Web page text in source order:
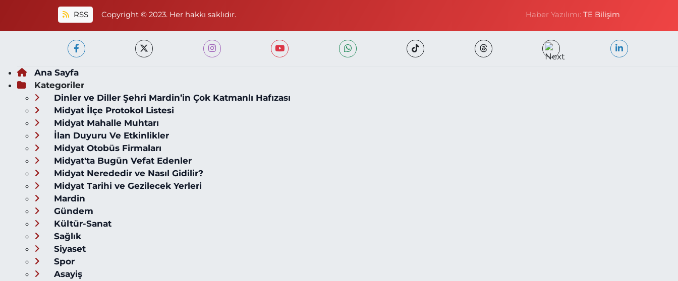
RSS Copyright © 2023. Her hakkı saklıdır. Haber Yazılımı:TE Bilişim
Ana Sayfa
Kategoriler
Dinler ve Diller Şehri Mardin’in Çok Katmanlı Hafızası
Midyat İlçe Protokol Listesi
Midyat Mahalle Muhtarı
İlan Duyuru Ve Etkinlikler
Midyat Otobüs Firmaları
Midyat'ta Bugün Vefat Edenler
Midyat Nerededir ve Nasıl Gidilir?
Midyat Tarihi ve Gezilecek Yerleri
Mardin
Gündem
Kültür-Sanat
Sağlık
Siyaset
Spor
Asayiş